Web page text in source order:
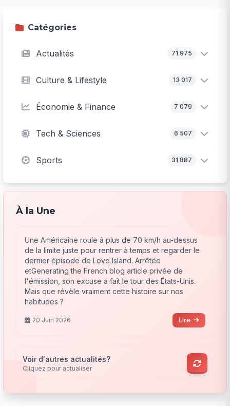
Catégories
Actualités 71 975
Culture & Lifestyle 13 017
Économie & Finance 7 079
Tech & Sciences 6 507
Sports 31 887
À la Une
Une Américaine roule à plus de 70 km/h au-dessus
de la limite juste pour rentrer à temps et regarder le
dernier épisode de Love Island. Arrêtée
etGenerating the French blog article privée de
l'émission, son excuse a fait le tour des États-Unis.
Mais que révèle vraiment cette histoire sur nos
habitudes ?
20 Juin 2026 Lire
Voir d'autres actualités?
Cliquez pour actualiser